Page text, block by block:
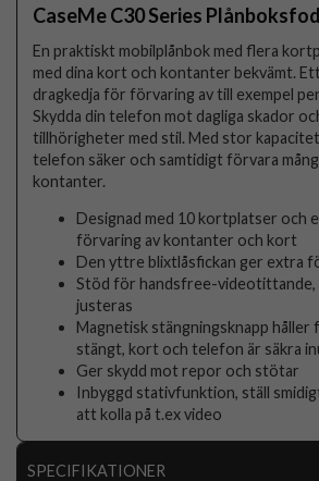
CaseMe C30 Series
En praktiskt mobilplånbok med flera
med dina kort och kontanter bekvämt.
dragkedja för förvaring av till exempel
Skydda din telefon mot dagliga skador
tillhörigheter med stil. Med stor kapacitet
telefon säker och samtidigt förvara
kontanter.
Designad med 10 kortplatser och
förvaring av kontanter och kort
Den yttre blixtlåsfickan ger extra
Stöd för handsfree-videotittande,
justeras
Magnetisk stängningsknapp
stängt, kort och telefon är säkra
Ger skydd mot repor och stötar
Inbyggd stativfunktion, ställ
att kolla på t.ex video
SPECIFIKATIONER